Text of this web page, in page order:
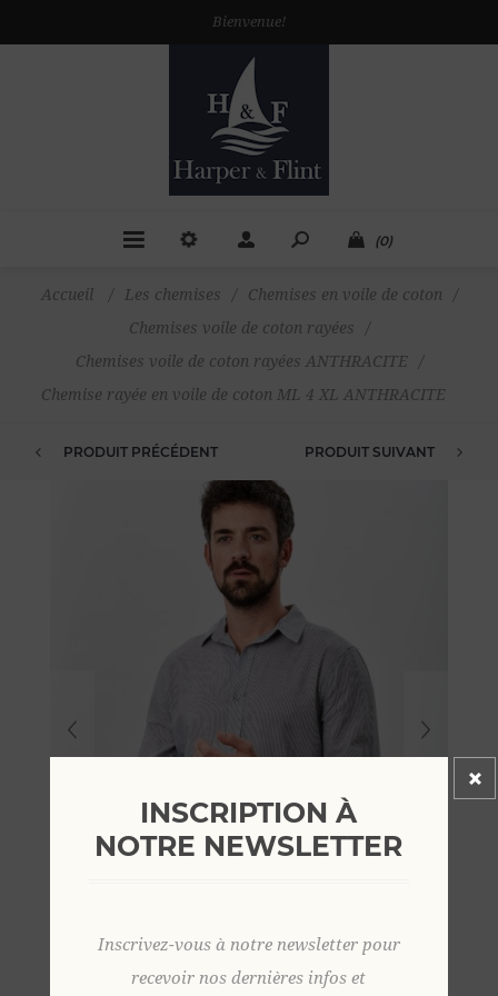
Bienvenue!
(0)
Accueil / Les chemises / Chemises en voile de coton
/
Chemises voile de coton rayées
/
Chemises voile de coton rayées ANTHRACITE
/
Chemise rayée en voile de coton ML 4 XL ANTHRACITE
PRODUIT PRÉCÉDENT PRODUIT SUIVANT
INSCRIPTION À
NOTRE NEWSLETTER
Inscrivez-vous à notre newsletter pour
recevoir nos dernières infos et